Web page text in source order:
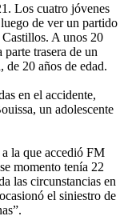
Los cuatro jóvenes
de ver un partido
A unos 20
trasera de un
20 años de edad.
en el accidente,
un adolescente
la que accedió FM
momento tenía 22
las circunstancias en
el siniestro de